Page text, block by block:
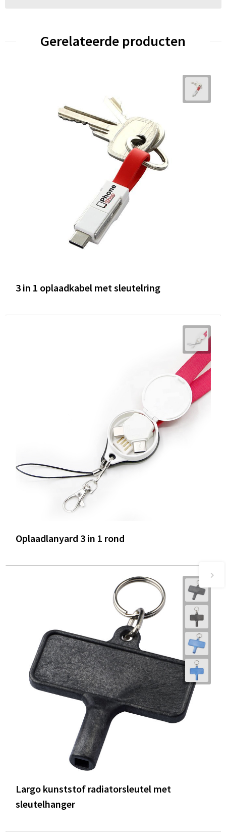
Gerelateerde producten
3 in 1 oplaadkabel met sleutelring
Oplaadlanyard 3 in 1 rond
Largo kunststof radiatorsleutel met
sleutelhanger